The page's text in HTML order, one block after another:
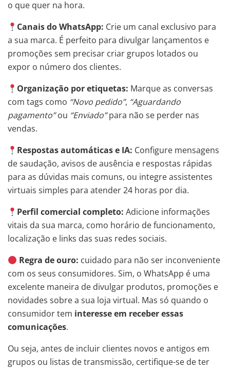
o que quer na hora.
Canais do WhatsApp: Crie um canal exclusivo para
a sua marca. É perfeito para divulgar lançamentos e
promoções sem precisar criar grupos lotados ou
expor o número dos clientes.
Organização por etiquetas: Marque as conversas
com tags como “Novo pedido”, “Aguardando
pagamento”ou “Enviado”para não se perder nas
vendas.
Respostas automáticas e IA: Configure mensagens
de saudação, avisos de ausência e respostas rápidas
para as dúvidas mais comuns, ou integre assistentes
virtuais simples para atender 24 horas por dia.
Perfil comercial completo: Adicione informações
vitais da sua marca, como horário de funcionamento,
localização e links das suas redes sociais.
Regra de ouro: cuidado para não ser inconveniente
com os seus consumidores. Sim, o WhatsApp é uma
excelente maneira de divulgar produtos, promoções e
novidades sobre a sua loja virtual. Mas só quando o
consumidor tem interesse em receber essas
comunicações.
Ou seja, antes de incluir clientes novos e antigos em
grupos ou listas de transmissão, certifique-se de ter